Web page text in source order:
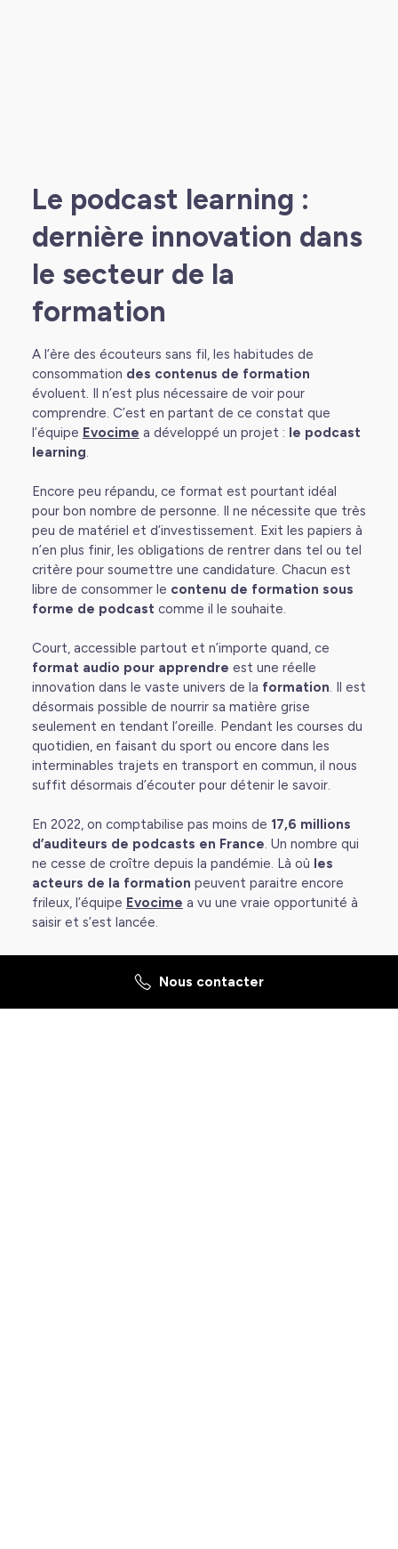
Nous contacter
Le podcast learning :
dernière innovation dans
le secteur de la
formation
A l’ère des écouteurs sans fil, les habitudes de
consommation des contenus de formation
évoluent. Il n’est plus nécessaire de voir pour
comprendre. C’est en partant de ce constat que
l’équipe Evocime a développé un projet : le podcast
learning.
Encore peu répandu, ce format est pourtant idéal
pour bon nombre de personne. Il ne nécessite que très
peu de matériel et d’investissement. Exit les papiers à
n’en plus finir, les obligations de rentrer dans tel ou tel
critère pour soumettre une candidature. Chacun est
libre de consommer le contenu de formation sous
forme de podcastcomme il le souhaite.
Court, accessible partout et n’importe quand, ce
format audio pour apprendre est une réelle
innovation dans le vaste univers de la formation. Il est
désormais possible de nourrir sa matière grise
seulement en tendant l’oreille. Pendant les courses du
quotidien, en faisant du sport ou encore dans les
interminables trajets en transport en commun, il nous
suffit désormais d’écouter pour détenir le savoir.
En 2022, on comptabilise pas moins de 17,6 millions
d’auditeurs de podcasts en France. Un nombre qui
ne cesse de croître depuis la pandémie. Là où les
acteurs de la formation peuvent paraitre encore
frileux, l’équipe Evocime a vu une vraie opportunité à
saisir et s’est lancée.